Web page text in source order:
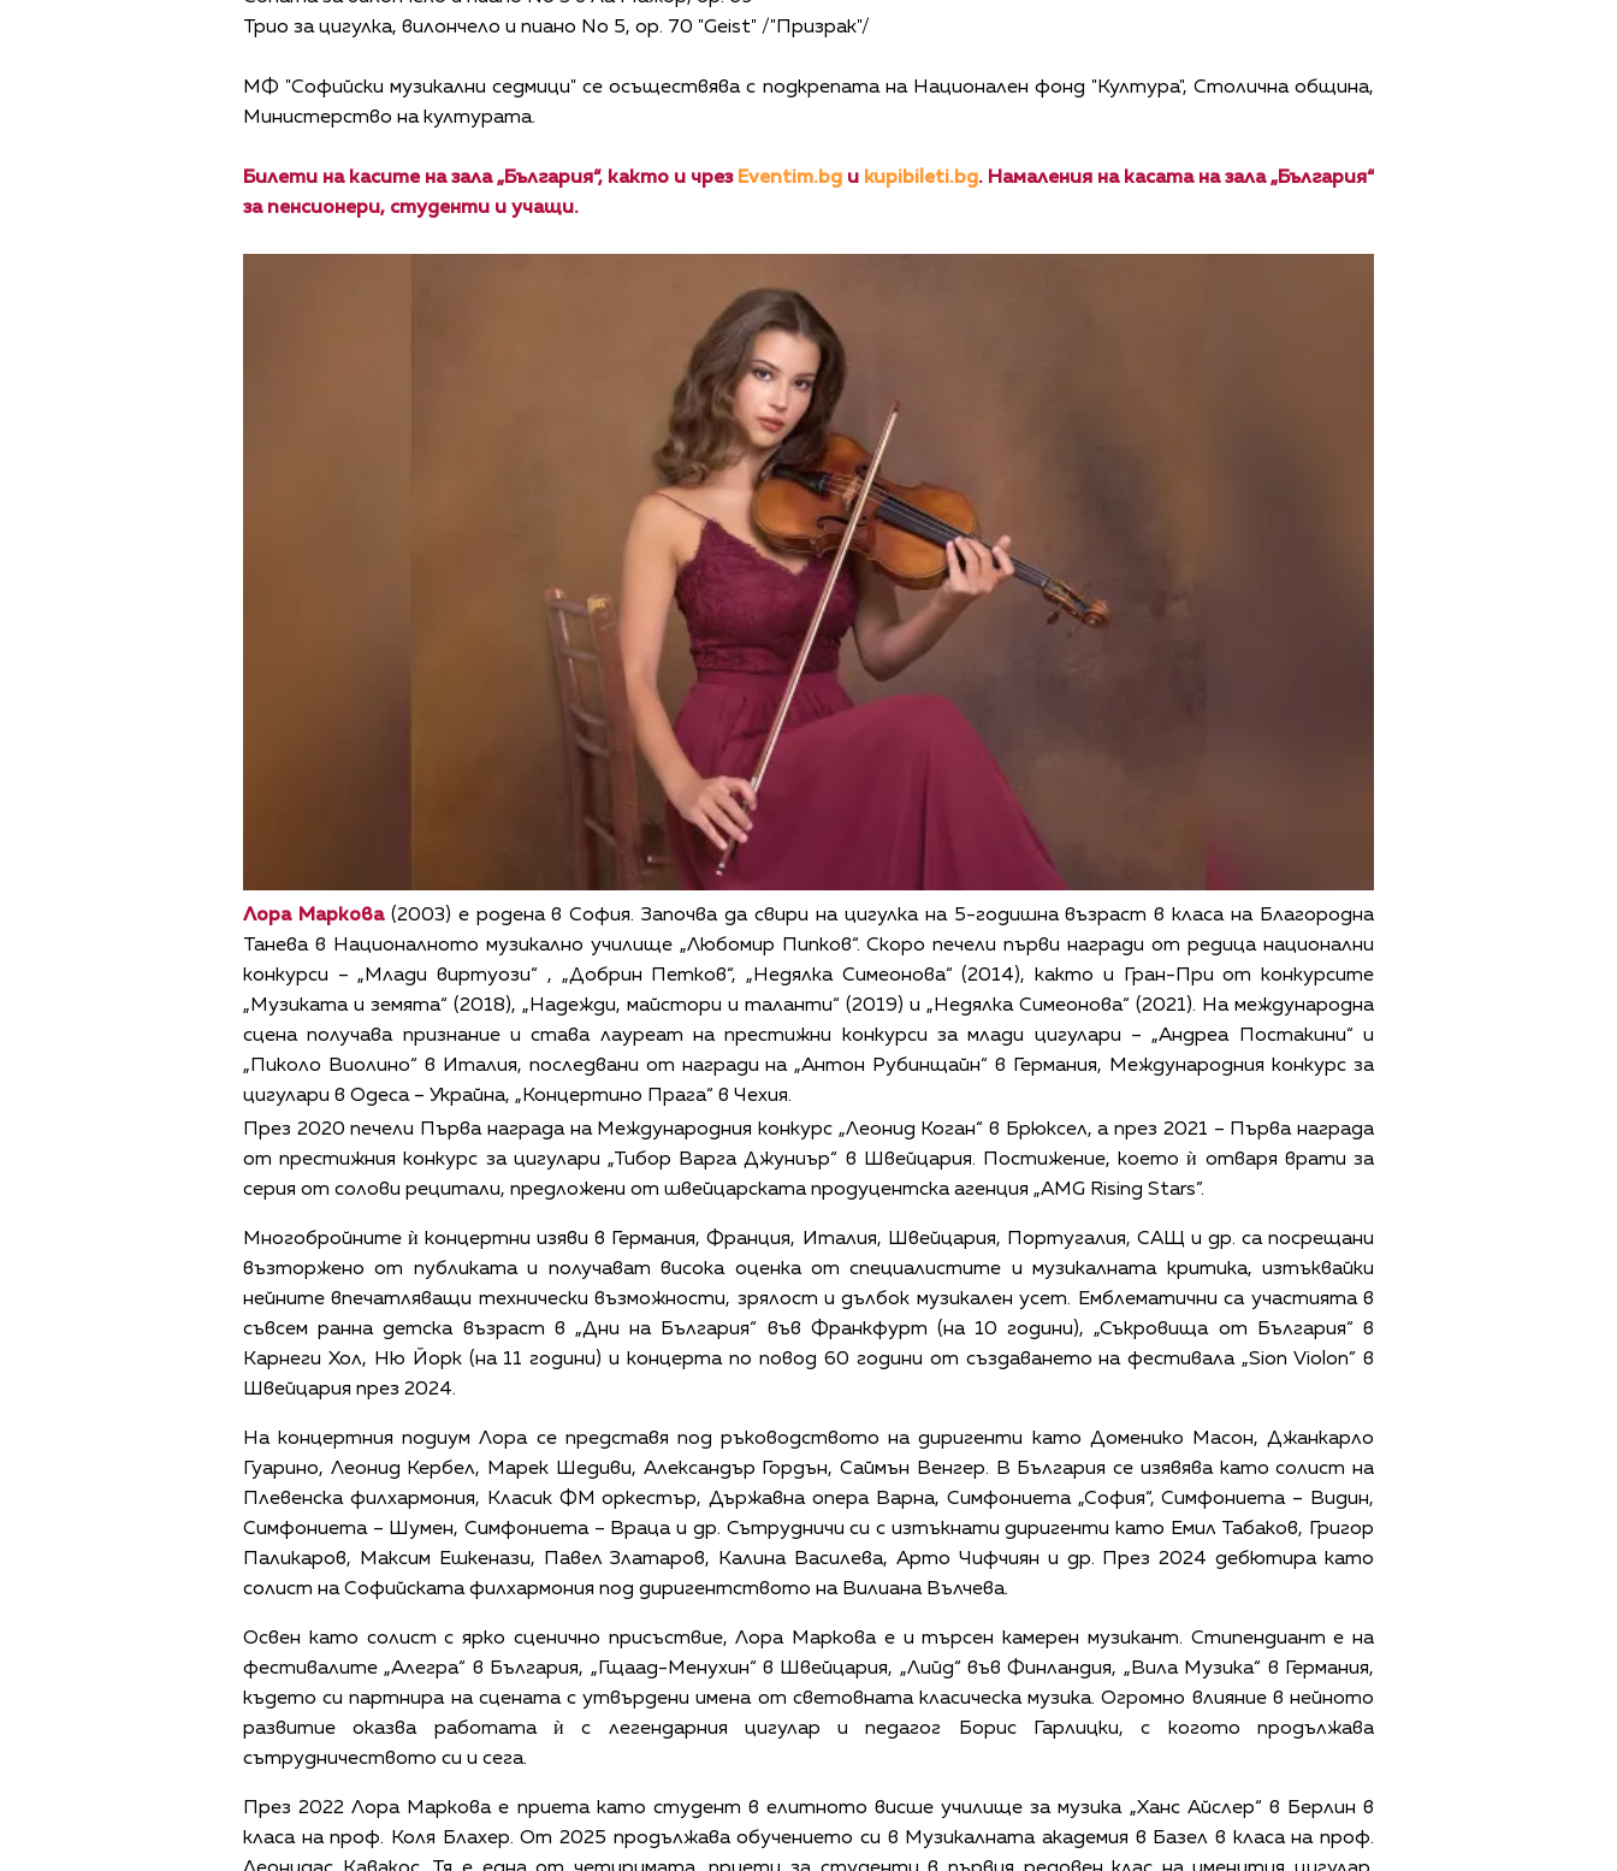
Трио за цигулка, вилончело и пиано No 5, op. 70 "Geist" /"Призрак"/
МФ "Софийски музикални седмици" се осъществява с подкрепата на Национален фонд "Култура", Столична община,
Министерство на културата.
Билети на касите на зала „България“, както и чрез Eventim.bg и kupibileti.bg. Намаления на касата на зала „България“
за пенсионери, студенти и учащи.
Лора Маркова(2003) е родена в София. Започва да свири на цигулка на 5-годишна възраст в класа на Благородна
Танева в Националното музикално училище „Любомир Пипков“. Скоро печели първи награди от редица национални
конкурси – „Млади виртуози“ , „Добрин Петков“, „Недялка Симеонова“ (2014), както и Гран-При от конкурсите
„Музиката и земята“ (2018), „Надежди, майстори и таланти“ (2019) и „Недялка Симеонова“ (2021). На международна
сцена получава признание и става лауреат на престижни конкурси за млади цигулари – „Андреа Постакини“ и
„Пиколо Виолино“ в Италия, последвани от награди на „Антон Рубинщайн“ в Германия, Международния конкурс за
цигулари в Одеса – Украйна, „Концертино Прага“ в Чехия.
През 2020 печели Първа награда на Международния конкурс „Леонид Коган“ в Брюксел, а през 2021 – Първа награда
от престижния конкурс за цигулари „Тибор Варга Джуниър“ в Швейцария. Постижение, което ѝ отваря врати за
серия от солови рецитали, предложени от швейцарската продуцентска агенция „AMG Rising Stars”.
Многобройните ѝ концертни изяви в Германия, Франция, Италия, Швейцария, Португалия, САЩ и др. са посрещани
възторжено от публиката и получават висока оценка от специалистите и музикалната критика, изтъквайки
нейните впечатляващи технически възможности, зрялост и дълбок музикален усет. Емблематични са участията в
съвсем ранна детска възраст в „Дни на България“ във Франкфурт (на 10 години), „Съкровища от България“ в
Карнеги Хол, Ню Йорк (на 11 години) и концерта по повод 60 години от създаването на фестивала „Sion Violon” в
Швейцария през 2024.
На концертния подиум Лора се представя под ръководството на диригенти като Доменико Масон, Джанкарло
Гуарино, Леонид Кербел, Марек Шедиви, Александър Гордън, Саймън Венгер. В България се изявява като солист на
Плевенска филхармония, Класик ФМ оркестър, Държавна опера Варна, Симфониета „София“, Симфониета – Видин,
Симфониета – Шумен, Симфониета – Враца и др. Сътрудничи си с изтъкнати диригенти като Емил Табаков, Григор
Паликаров, Максим Ешкенази, Павел Златаров, Калина Василева, Арто Чифчиян и др. През 2024 дебютира като
солист на Софийската филхармония под диригентството на Вилиана Вълчева.
Освен като солист с ярко сценично присъствие, Лора Маркова е и търсен камерен музикант. Стипендиант е на
фестивалите „Алегра“ в България, „Гщаад-Менухин“ в Швейцария, „Лийд“ във Финландия, „Вила Музика“ в Германия,
където си партнира на сцената с утвърдени имена от световната класическа музика. Огромно влияние в нейното
развитие оказва работата ѝ с легендарния цигулар и педагог Борис Гарлицки, с когото продължава
сътрудничеството си и сега.
През 2022 Лора Маркова е приета като студент в елитното висше училище за музика „Ханс Айслер“ в Берлин в
класа на проф. Коля Блахер. От 2025 продължава обучението си в Музикалната академия в Базел в класа на проф.